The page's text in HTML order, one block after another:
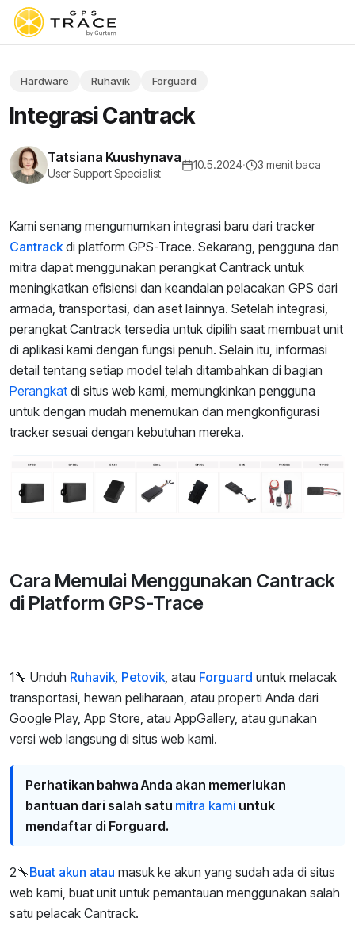
Hardware Ruhavik Forguard
Integrasi Cantrack
Tatsiana Kuushynava
User Support Specialist
10.5.2024· 3 menit baca
Kami senang mengumumkan integrasi baru dari tracker
Cantrackdi platform GPS-Trace. Sekarang, pengguna dan
mitra dapat menggunakan perangkat Cantrack untuk
meningkatkan efisiensi dan keandalan pelacakan GPS dari
armada, transportasi, dan aset lainnya. Setelah integrasi,
perangkat Cantrack tersedia untuk dipilih saat membuat unit
di aplikasi kami dengan fungsi penuh. Selain itu, informasi
detail tentang setiap model telah ditambahkan di bagian
Perangkat di situs web kami, memungkinkan pengguna
untuk dengan mudah menemukan dan mengkonfigurasi
tracker sesuai dengan kebutuhan mereka.
Cara Memulai Menggunakan Cantrack
di Platform GPS-Trace
1🔧 Unduh Ruhavik Petovik , atau Forguard untuk melacak
transportasi, hewan peliharaan, atau properti Anda dari
Google Play, App Store, atau AppGallery, atau gunakan
versi web langsung di situs web kami.
Perhatikan bahwa Anda akan memerlukan
bantuan dari salah satu mitra kami untuk
mendaftar di Forguard.
2🔧Buat akun atau masuk ke akun yang sudah ada di situs
web kami, buat unit untuk pemantauan menggunakan salah
satu pelacak Cantrack.